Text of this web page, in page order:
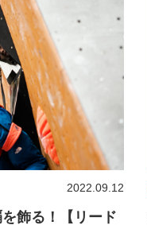
飾る！【リード
2022.09.12